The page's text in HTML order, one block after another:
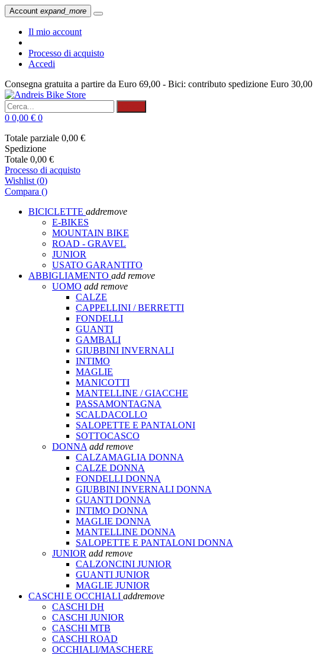
Account expand_more
Il mio account
Processo di acquisto
Accedi
Consegna gratuita a partire da Euro 69,00 - Bici: contributo spedizione Euro 30,00
0 0,00 € 0
Totale parziale 0,00 €
Spedizione
Totale 0,00 €
Processo di acquisto
Wishlist (0)
Compara ()
BICICLETTE addremove
E-BIKES
MOUNTAIN BIKE
ROAD - GRAVEL
JUNIOR
USATO GARANTITO
ABBIGLIAMENTO add remove
UOMO add remove
CALZE
CAPPELLINI / BERRETTI
FONDELLI
GUANTI
GAMBALI
GIUBBINI INVERNALI
INTIMO
MAGLIE
MANICOTTI
MANTELLINE / GIACCHE
PASSAMONTAGNA
SCALDACOLLO
SALOPETTE E PANTALONI
SOTTOCASCO
DONNA add remove
CALZAMAGLIA DONNA
CALZE DONNA
FONDELLI DONNA
GIUBBINI INVERNALI DONNA
GUANTI DONNA
INTIMO DONNA
MAGLIE DONNA
MANTELLINE DONNA
SALOPETTE E PANTALONI DONNA
JUNIOR add remove
CALZONCINI JUNIOR
GUANTI JUNIOR
MAGLIE JUNIOR
CASCHI E OCCHIALI addremove
CASCHI DH
CASCHI JUNIOR
CASCHI MTB
CASCHI ROAD
OCCHIALI/MASCHERE